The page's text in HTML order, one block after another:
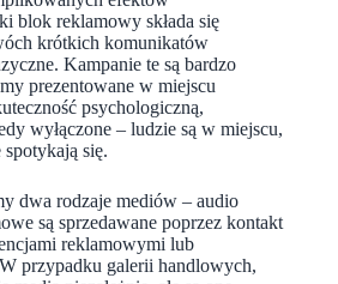
blok reklamowy składa się
krótkich komunikatów
Kampanie te są bardzo
prezentowane w miejscu
psychologiczną,
wyłączone – ludzie są w miejscu,
się.
dwa rodzaje mediów – audio
są sprzedawane poprzez kontakt
reklamowymi lub
przypadku galerii handlowych,